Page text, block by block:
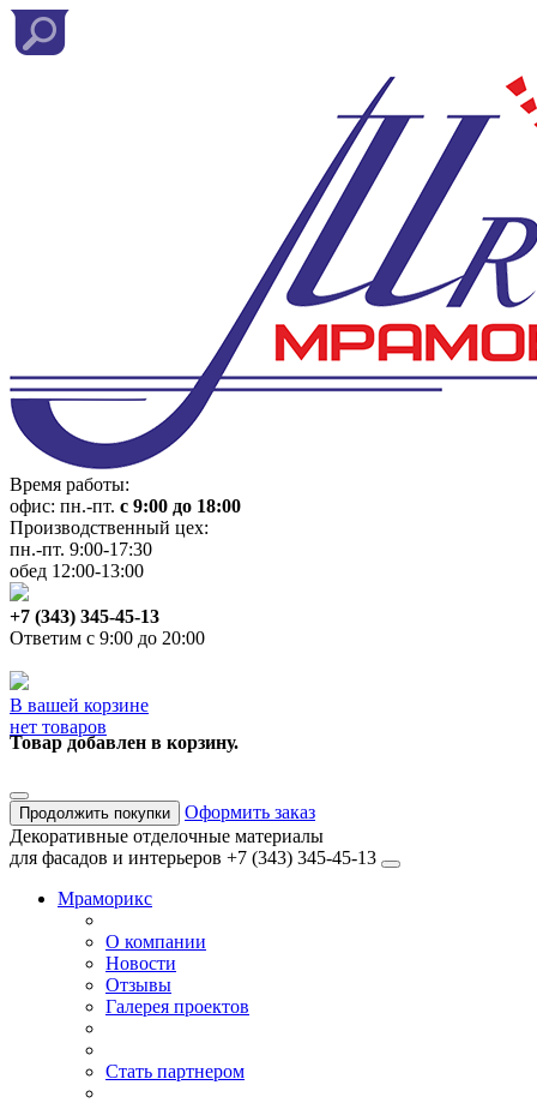
Время работы:
офис: пн.-пт. с 9:00 до 18:00
Производственный цех:
пн.-пт. 9:00-17:30
обед 12:00-13:00
+7 (343) 345-45-13
Ответим с 9:00 до 20:00
В вашей корзине
нет товаров
Товар добавлен в корзину.
Продолжить покупки
Оформить заказ
Декоративные отделочные материалы
для фасадов и интерьеров +7 (343) 345-45-13
Мраморикс
О компании
Новости
Отзывы
Галерея проектов
Стать партнером